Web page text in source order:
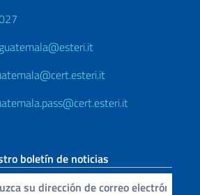
boletín de noticias